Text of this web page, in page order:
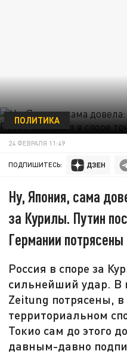
ПОЛИТИКА
24 ФЕВРАЛЯ 11:49
ПОДПИШИТЕСЬ:
Ну, Япония, сама
за Курилы. Путин
Германии потрясены
Россия в споре за
сильнейший удар.
Zeitung потрясены,
территориальном
Токио сам до этого
давным-давно